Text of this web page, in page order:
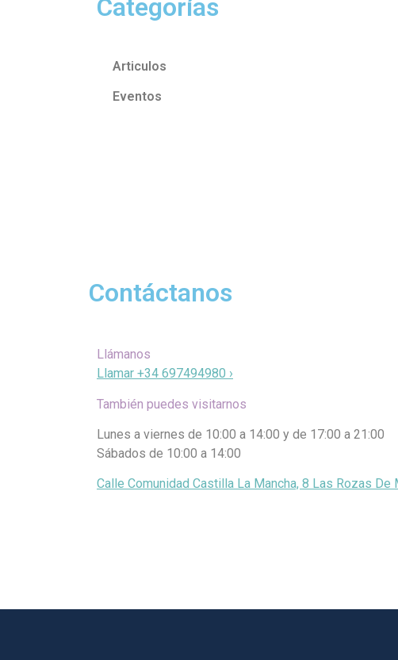
Categorías
Articulos
Eventos
Contáctanos
Llámanos
Llamar +34 697494980 ›
También puedes visitarnos
Lunes a viernes de 10:00 a 14:00 y de 17:00 a 21:00
Sábados de 10:00 a 14:00
Calle Comunidad Castilla La Mancha, 8 Las Rozas De